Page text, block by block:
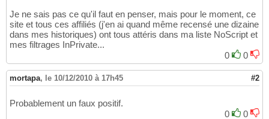
Je ne sais pas ce qu'il faut en penser, mais pour le moment, ce
site et tous ces affiliés (j'en ai quand même recensé une dizaine
dans mes historiques) ont tous attéris dans ma liste NoScript et
mes filtrages InPrivate...
0
0
mortapa, le 10/12/2010 à 17h45 #2
Probablement un faux positif.
0
0